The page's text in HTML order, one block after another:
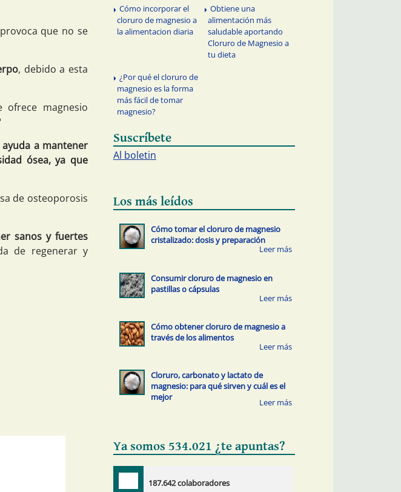
que no se
, debido a esta
magnesio
a mantener
ósea, ya que
de osteoporosis
sanos y fuertes
de regenerar y
Cómo incorporar el
cloruro de magnesio a
la alimentacion diaria
Obtiene una
alimentación más
saludable aportando
Cloruro de Magnesio a
tu dieta
¿Por qué el cloruro de
magnesio es la forma
más fácil de tomar
magnesio?
Suscríbete
Al boletin
Los más leídos
Cómo tomar el cloruro de magnesio
cristalizado: dosis y preparación
Consumir cloruro de magnesio en
pastillas o cápsulas
Cómo obtener cloruro de magnesio a
través de los alimentos
Cloruro, carbonato y lactato de
magnesio: para qué sirven y cuál es el
mejor
Ya somos 534.021 ¿te apuntas?
187.642 colaboradores